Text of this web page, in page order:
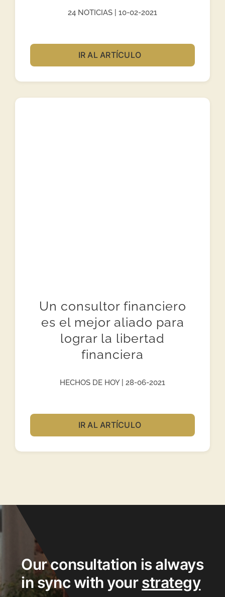
24 NOTICIAS | 10-02-2021
IR AL ARTÍCULO
Un consultor financiero
es el mejor aliado para
lograr la libertad
financiera
HECHOS DE HOY | 28-06-2021
IR AL ARTÍCULO
Our consultation is always
in sync with yourstrategy